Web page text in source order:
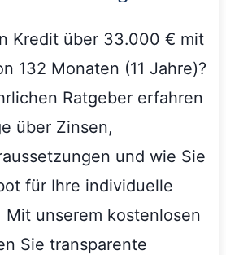
Kredit über 33.000 € mit
132 Monaten (11 Jahre)?
Ratgeber erfahren
über Zinsen,
und wie Sie
für Ihre individuelle
unserem kostenlosen
Sie transparente